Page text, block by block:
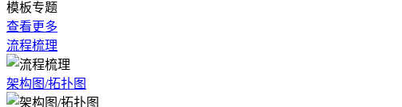
模板专题
查看更多
流程梳理
架构图/拓扑图